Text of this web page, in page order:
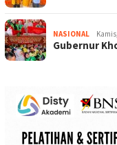
NASIONAL
Gubernur